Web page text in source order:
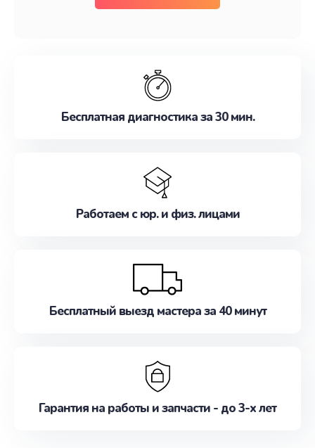
Бесплатная диагностика за 30 мин.
Работаем с юр. и физ. лицами
Бесплатный выезд мастера за 40 минут
Гарантия на работы и запчасти - до 3-х лет